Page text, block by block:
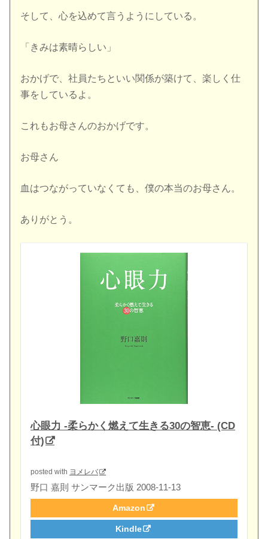
そして、心を込めて言うようにしている。
「きみは素晴らしい」
おかげで、社員たちといい関係が築けて、楽しく仕
事をしているよ。
これもお母さんのおかげです。
お母さん
血はつながっていなくても、僕の本当のお母さん。
ありがとう。
心眼力 -柔らかく燃えて生きる30の智恵- (CD
付)
posted with ヨメレバ
野口 嘉則 サンマーク出版 2008-11-13
Amazon
Kindle